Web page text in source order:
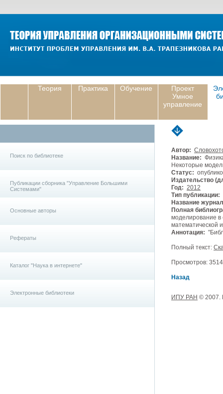
Теория Практика Обучение
Проект
Умное
управление
Поиск по библиотеке
Публикации сборника "Управление Большими
Системами"
Основные авторы
Рефераты
Каталог "Наука в интернете"
Электронные библиотеки
Автор:
Название:
Некоторые
Статус:
Издательство
Год: 2012
Тип публикации:
Название
Полная
моделирование в
математической
Аннотация:
Полный текст:
Просмотров:
Назад
ИПУ РАН © 2007.